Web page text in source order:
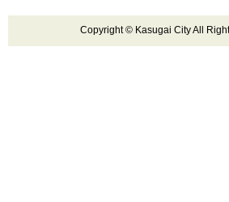
Copyright © Kasugai City All